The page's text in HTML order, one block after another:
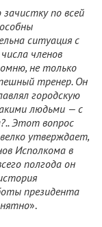
по всей
ситуация с
членов
не только
тренер. Он
городскую
людьми — с
Этот вопрос
утверждает,
Исполкома в
полгода он
президента
».